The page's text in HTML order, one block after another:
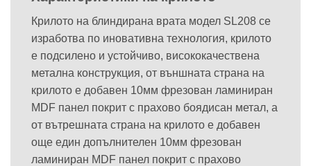
Крилото на блиндирана врата модел SL208 се
изработва по иновативна технология, крилото
е подсилено и устойчиво, висококачествена
метална конструкция, от външната страна на
крилото е добавен 10мм фрезован ламиниран
MDF панел покрит с прахово боядисан метал, а
от вътрешната страна на крилото е добавен
още един допълнителен 10мм фрезован
ламиниран MDF панел покрит с прахово